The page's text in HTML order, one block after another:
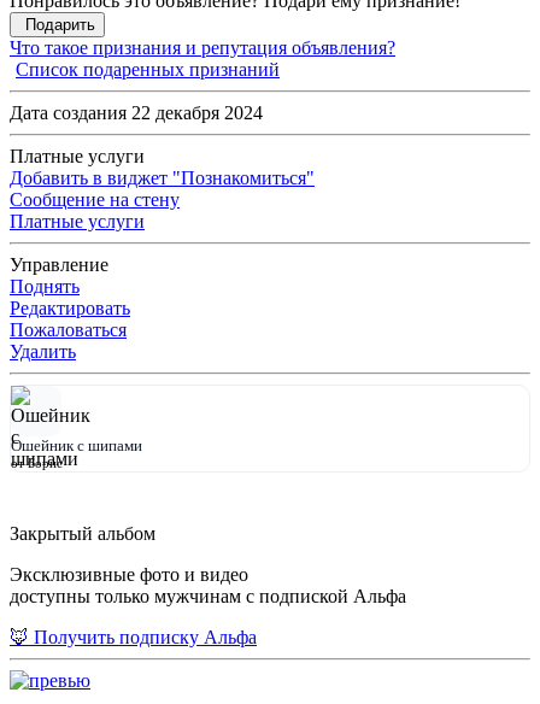
Подарить
Что такое признания и репутация объявления?
Список подаренных признаний
Дата создания 22 декабря 2024
Платные услуги
Добавить в виджет "Познакомиться"
Сообщение на стену
Платные услуги
Управление
Поднять
Редактировать
Пожаловаться
Удалить
Ошейник с шипами
от Борис
Закрытый альбом
Эксклюзивные фото и видео
доступны только мужчинам с подпиской Альфа
🦊 Получить подписку Альфа